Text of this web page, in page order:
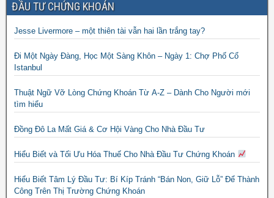
ĐẦU TƯ CHỨNG KHOÁN
Jesse Livermore – một thiên tài vẫn hai lần trắng tay?
Đi Một Ngày Đàng, Học Một Sàng Khôn – Ngày 1: Chợ Phố Cổ
Istanbul
Thuật Ngữ Vỡ Lòng Chứng Khoán Từ A-Z – Dành Cho Người mới
tìm hiểu
Đồng Đô La Mất Giá & Cơ Hội Vàng Cho Nhà Đầu Tư
Hiểu Biết và Tối Ưu Hóa Thuế Cho Nhà Đầu Tư Chứng Khoán
Hiểu Biết Tâm Lý Đầu Tư: Bí Kíp Tránh “Bán Non, Giữ Lỗ” Để Thành
Công Trên Thị Trường Chứng Khoán